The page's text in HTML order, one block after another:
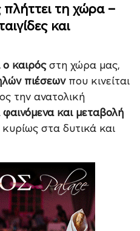
τη χώρα –
και
καιρόςστη χώρα μας,
πιέσεωνπου κινείται
την ανατολική
φαινόμενα και μεταβολή
κυρίως στα δυτικά και